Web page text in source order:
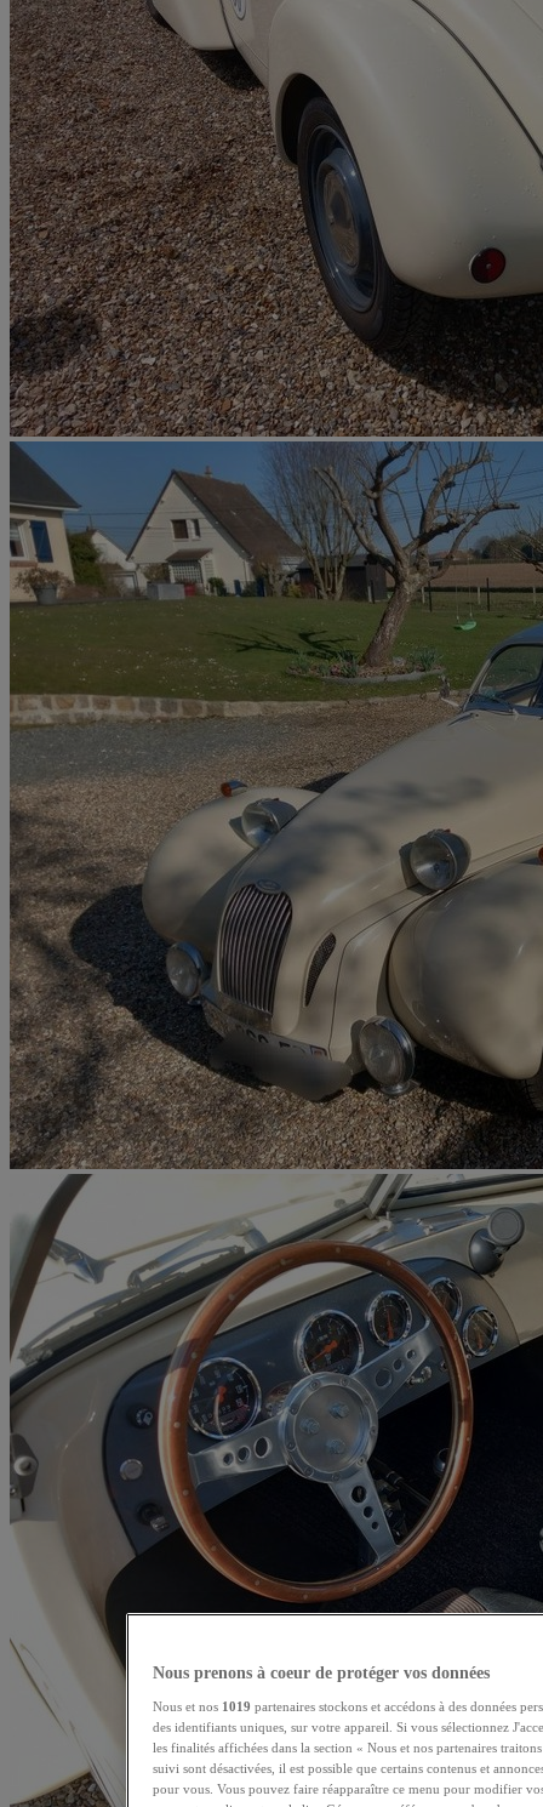
Nous prenons à coeur de protéger vos données
Nous et nos 1019 partenaires stockons et accédons à des données
des identifiants uniques, sur votre appareil. Si vous sélectionnez
les finalités affichées dans la section « Nous et nos partenaires
suivi sont désactivées, il est possible que certains contenus et
pour vous. Vous pouvez faire réapparaître ce menu pour modifier